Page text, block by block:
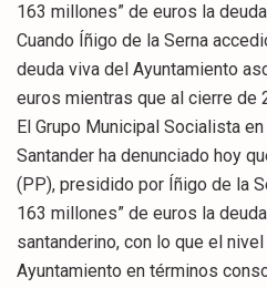
163 millones” de euros la
Cuando Íñigo de la Serna
deuda viva del Ayuntamiento
euros mientras que al cierre de
El Grupo Municipal Socialista
Santander ha denunciado hoy
(PP), presidido por Íñigo de la
163 millones” de euros la
santanderino, con lo que el
Ayuntamiento en términos